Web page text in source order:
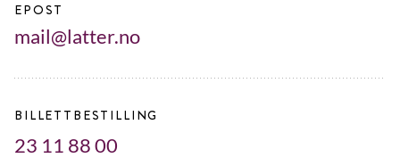
EPOST
mail@latter.no
BILLETTBESTILLING
23 11 88 00